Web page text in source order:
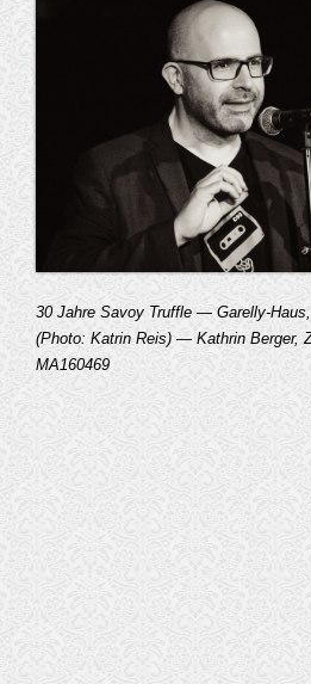
30 Jahre Savoy Truffle — Garelly-
(Photo: Katrin Reis) — Kathrin Berger,
MA160469